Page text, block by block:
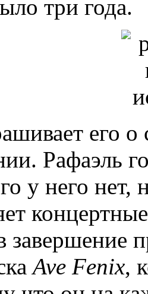
три года.
его
Рафаэль
у него
Ave Fenix,